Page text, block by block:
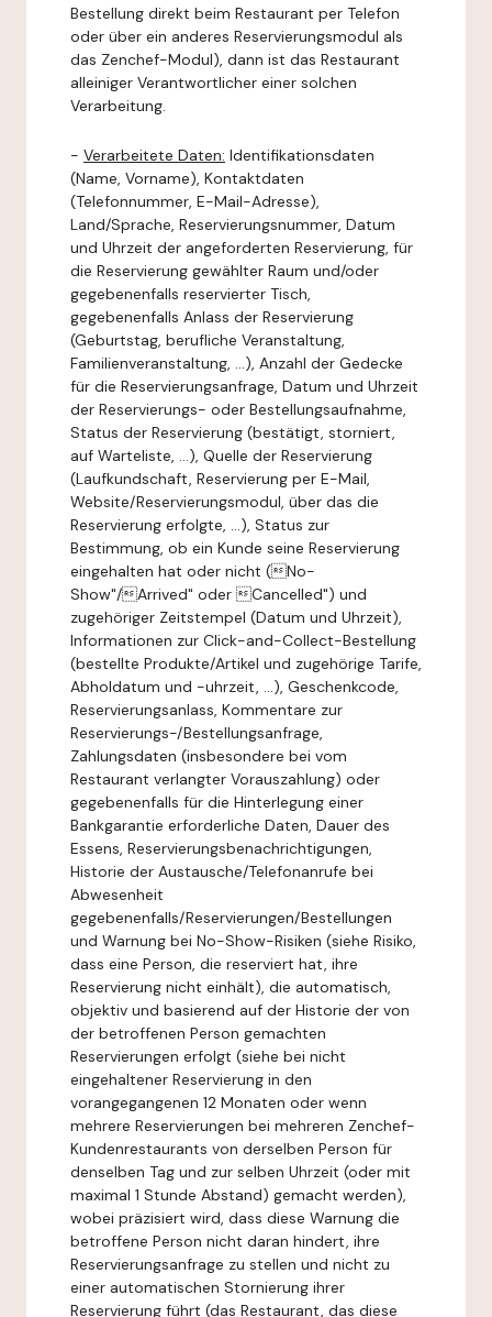
Bestellung direkt beim Restaurant per Telefon
oder über ein anderes Reservierungsmodul als
das Zenchef-Modul), dann ist das Restaurant
alleiniger Verantwortlicher einer solchen
Verarbeitung.
- Verarbeitete Daten: Identifikationsdaten
(Name, Vorname), Kontaktdaten
(Telefonnummer, E-Mail-Adresse),
Land/Sprache, Reservierungsnummer, Datum
und Uhrzeit der angeforderten Reservierung, für
die Reservierung gewählter Raum und/oder
gegebenenfalls reservierter Tisch,
gegebenenfalls Anlass der Reservierung
(Geburtstag, berufliche Veranstaltung,
Familienveranstaltung, ...), Anzahl der Gedecke
für die Reservierungsanfrage, Datum und Uhrzeit
der Reservierungs- oder Bestellungsaufnahme,
Status der Reservierung (bestätigt, storniert,
auf Warteliste, ...), Quelle der Reservierung
(Laufkundschaft, Reservierung per E-Mail,
Website/Reservierungsmodul, über das die
Reservierung erfolgte, ...), Status zur
Bestimmung, ob ein Kunde seine Reservierung
eingehalten hat oder nicht (No-
Show"/Arrived" oder Cancelled") und
zugehöriger Zeitstempel (Datum und Uhrzeit),
Informationen zur Click-and-Collect-Bestellung
(bestellte Produkte/Artikel und zugehörige Tarife,
Abholdatum und -uhrzeit, ...), Geschenkcode,
Reservierungsanlass, Kommentare zur
Reservierungs-/Bestellungsanfrage,
Zahlungsdaten (insbesondere bei vom
Restaurant verlangter Vorauszahlung) oder
gegebenenfalls für die Hinterlegung einer
Bankgarantie erforderliche Daten, Dauer des
Essens, Reservierungsbenachrichtigungen,
Historie der Austausche/Telefonanrufe bei
Abwesenheit
gegebenenfalls/Reservierungen/Bestellungen
und Warnung bei No-Show-Risiken (siehe Risiko,
dass eine Person, die reserviert hat, ihre
Reservierung nicht einhält), die automatisch,
objektiv und basierend auf der Historie der von
der betroffenen Person gemachten
Reservierungen erfolgt (siehe bei nicht
eingehaltener Reservierung in den
vorangegangenen 12 Monaten oder wenn
mehrere Reservierungen bei mehreren Zenchef-
Kundenrestaurants von derselben Person für
denselben Tag und zur selben Uhrzeit (oder mit
maximal 1 Stunde Abstand) gemacht werden),
wobei präzisiert wird, dass diese Warnung die
betroffene Person nicht daran hindert, ihre
Reservierungsanfrage zu stellen und nicht zu
einer automatischen Stornierung ihrer
Reservierung führt (das Restaurant, das diese